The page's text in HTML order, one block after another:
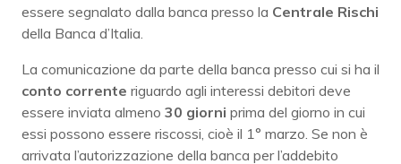
essere segnalato dalla banca presso la Centrale Rischi
della Banca d’Italia.
La comunicazione da parte della banca presso cui si ha il
conto corrente riguardo agli interessi debitori deve
essere inviata almeno 30 giorni prima del giorno in cui
essi possono essere riscossi, cioè il 1° marzo. Se non è
arrivata l’autorizzazione della banca per l’addebito